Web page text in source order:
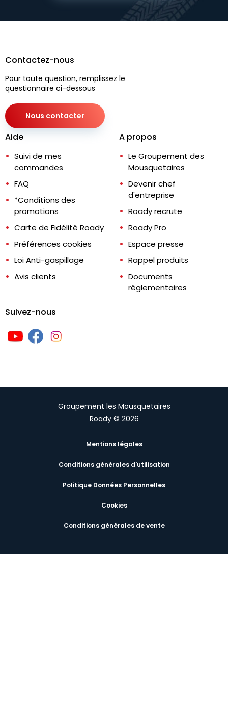
Contactez-nous
Pour toute question, remplissez le
questionnaire ci-dessous
Nous contacter
Aide
Suivi de mes
commandes
FAQ
*Conditions des
promotions
Carte de Fidélité Roady
Préférences cookies
Loi Anti-gaspillage
Avis clients
A propos
Le Groupement des
Mousquetaires
Devenir chef
d'entreprise
Roady recrute
Roady Pro
Espace presse
Rappel produits
Documents
réglementaires
Suivez-nous
Groupement les Mousquetaires
Roady © 2026
Mentions légales
Conditions générales d'utilisation
Politique Données Personnelles
Cookies
Conditions générales de vente